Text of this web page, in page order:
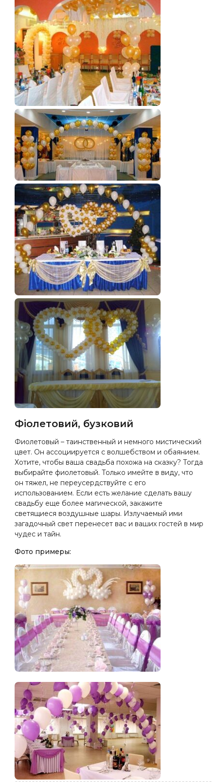
Фіолетовий, бузковий
Фиолетовый – таинственный и немного мистический
цвет. Он ассоциируется с волшебством и обаянием.
Хотите, чтобы ваша свадьба похожа на сказку? Тогда
выбирайте фиолетовый. Только имейте в виду, что
он тяжел, не переусердствуйте с его
использованием. Если есть желание сделать вашу
свадьбу еще более магической, закажите
светящиеся воздушные шары. Излучаемый ими
загадочный свет перенесет вас и ваших гостей в мир
чудес и тайн.
Фото примеры: